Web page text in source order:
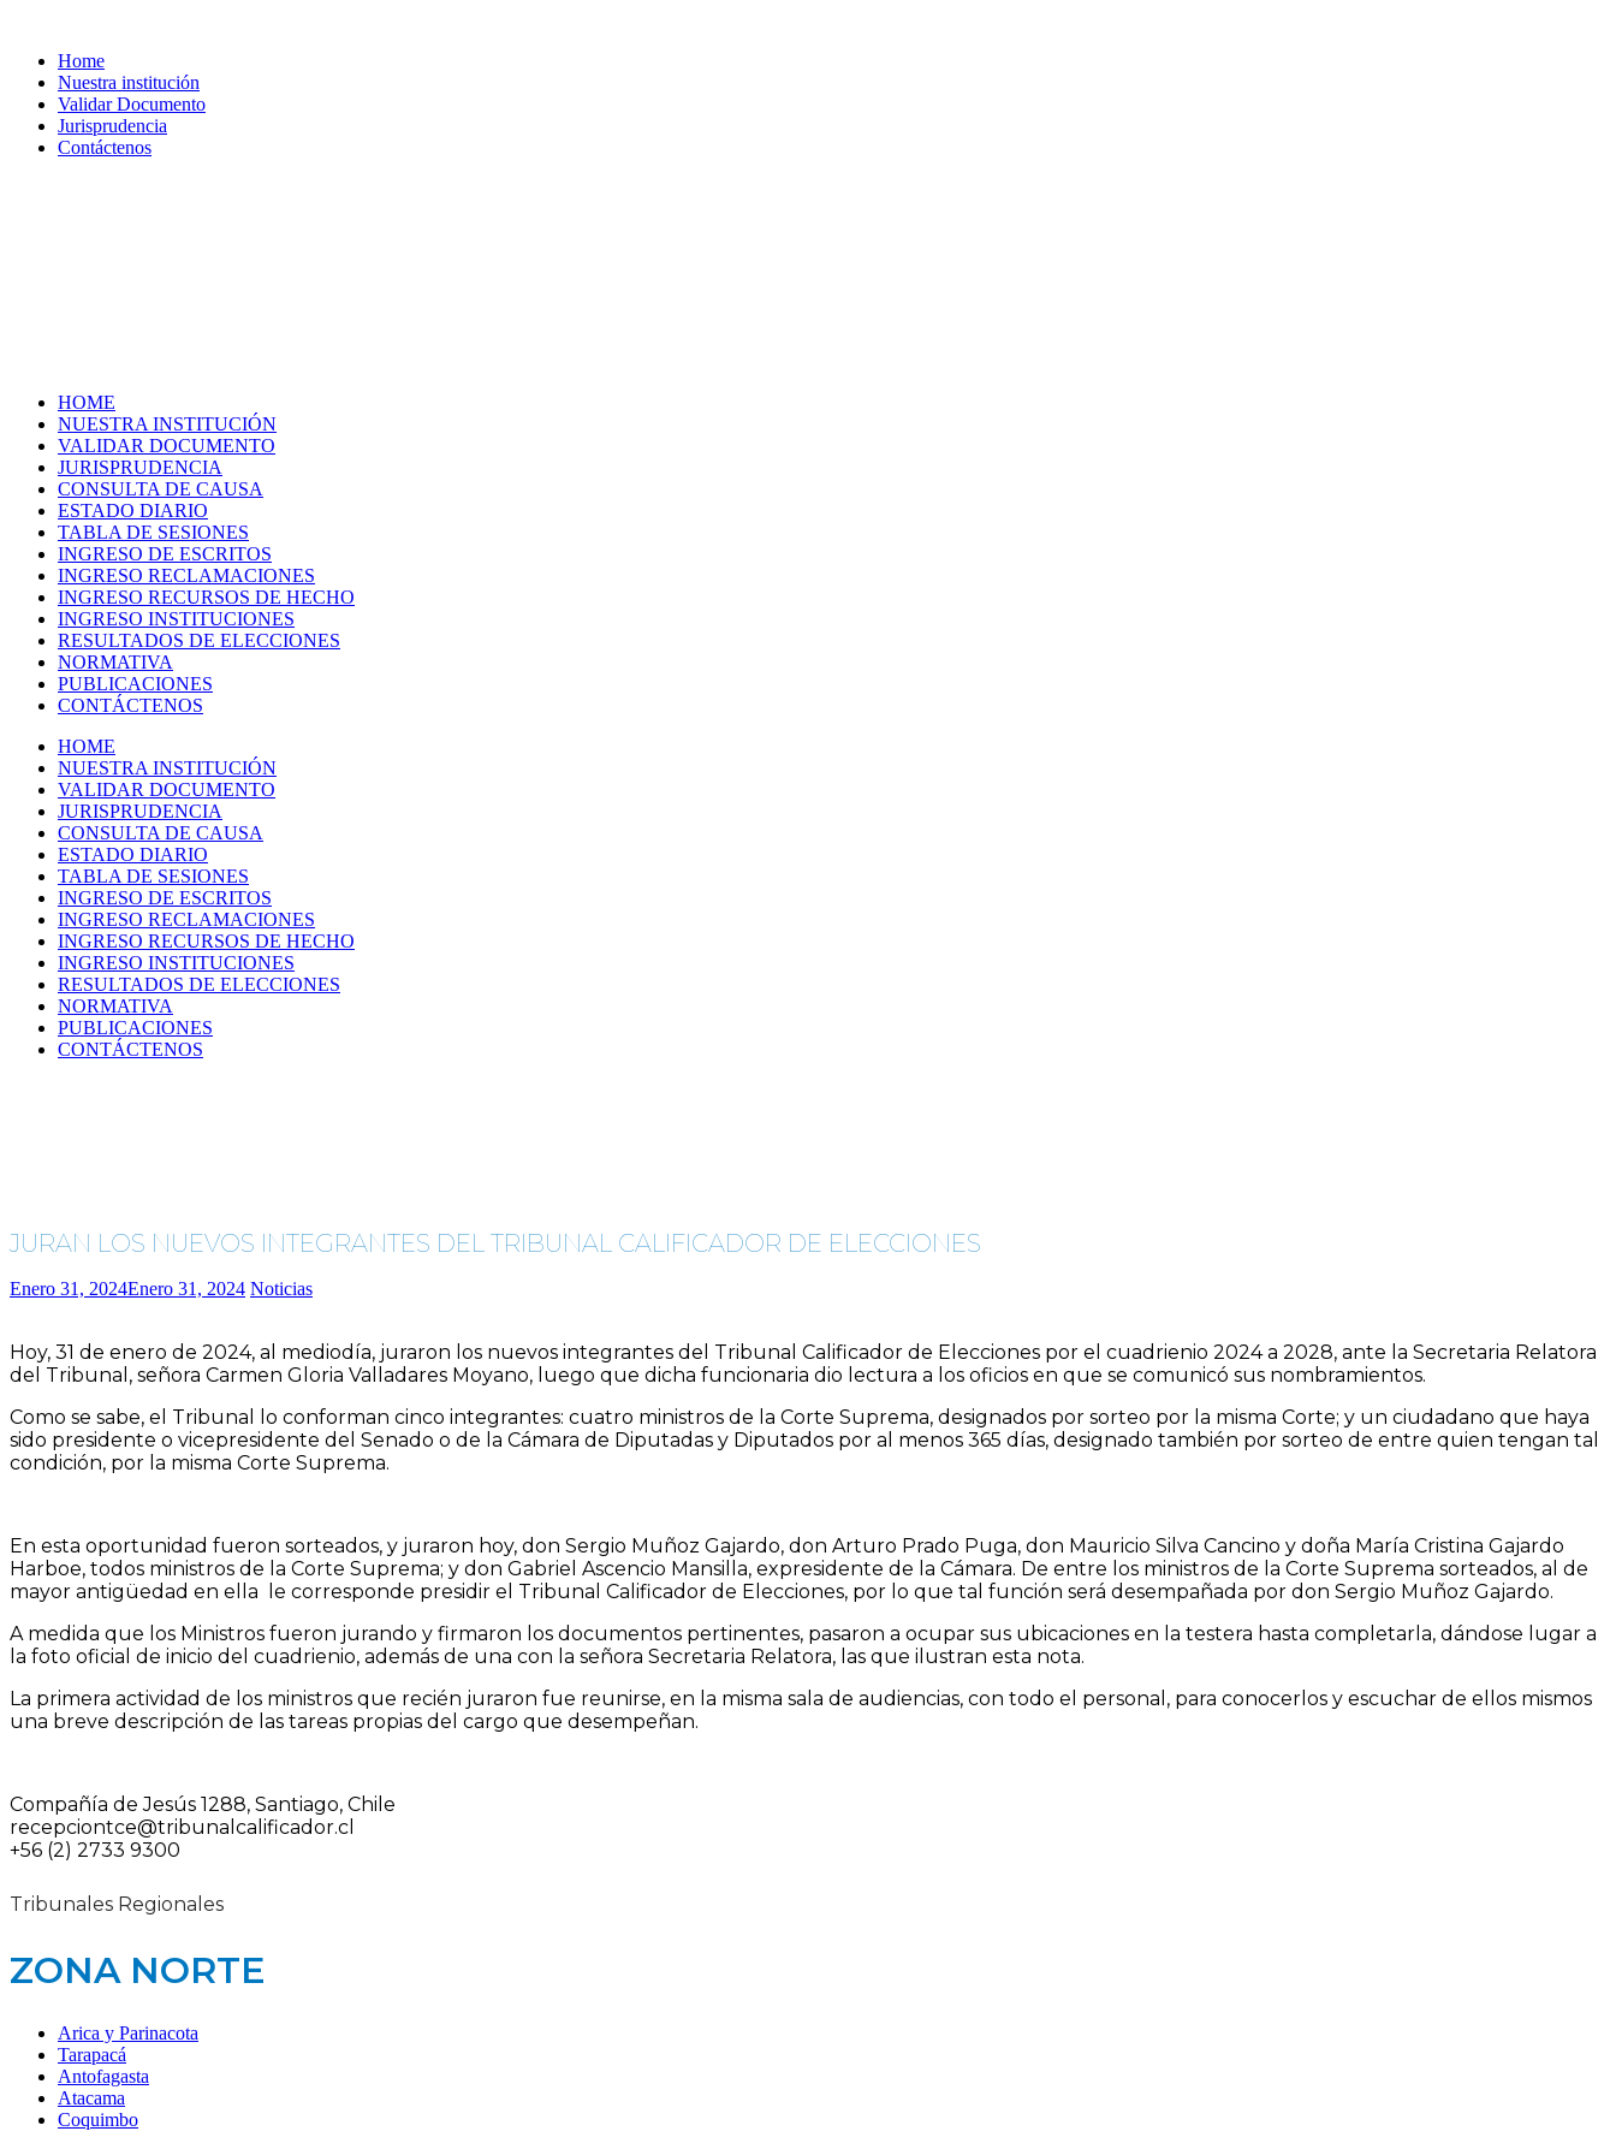
Home
Nuestra institución
Validar Documento
Jurisprudencia
Contáctenos
HOME
NUESTRA INSTITUCIÓN
VALIDAR DOCUMENTO
JURISPRUDENCIA
CONSULTA DE CAUSA
ESTADO DIARIO
TABLA DE SESIONES
INGRESO DE ESCRITOS
INGRESO RECLAMACIONES
INGRESO RECURSOS DE HECHO
INGRESO INSTITUCIONES
RESULTADOS DE ELECCIONES
NORMATIVA
PUBLICACIONES
CONTÁCTENOS
HOME
NUESTRA INSTITUCIÓN
VALIDAR DOCUMENTO
JURISPRUDENCIA
CONSULTA DE CAUSA
ESTADO DIARIO
TABLA DE SESIONES
INGRESO DE ESCRITOS
INGRESO RECLAMACIONES
INGRESO RECURSOS DE HECHO
INGRESO INSTITUCIONES
RESULTADOS DE ELECCIONES
NORMATIVA
PUBLICACIONES
CONTÁCTENOS
JURAN LOS NUEVOS INTEGRANTES DEL TRIBUNAL CALIFICADOR DE ELECCIONES
Enero 31, 2024Enero 31, 2024 Noticias
Hoy, 31 de enero de 2024, al mediodía, juraron los nuevos integrantes del Tribunal Calificador de Elecciones por el cuadrienio 2024 a 2028, ante la Secretaria Relatora
del Tribunal, señora Carmen Gloria Valladares Moyano, luego que dicha funcionaria dio lectura a los oficios en que se comunicó sus nombramientos.
Como se sabe, el Tribunal lo conforman cinco integrantes: cuatro ministros de la Corte Suprema, designados por sorteo por la misma Corte; y un ciudadano que haya
sido presidente o vicepresidente del Senado o de la Cámara de Diputadas y Diputados por al menos 365 días, designado también por sorteo de entre quien tengan tal
condición, por la misma Corte Suprema.
En esta oportunidad fueron sorteados, y juraron hoy, don Sergio Muñoz Gajardo, don Arturo Prado Puga, don Mauricio Silva Cancino y doña María Cristina Gajardo
Harboe, todos ministros de la Corte Suprema; y don Gabriel Ascencio Mansilla, expresidente de la Cámara. De entre los ministros de la Corte Suprema sorteados, al de
mayor antigüedad en ella le corresponde presidir el Tribunal Calificador de Elecciones, por lo que tal función será desempañada por don Sergio Muñoz Gajardo.
A medida que los Ministros fueron jurando y firmaron los documentos pertinentes, pasaron a ocupar sus ubicaciones en la testera hasta completarla, dándose lugar a
la foto oficial de inicio del cuadrienio, además de una con la señora Secretaria Relatora, las que ilustran esta nota.
La primera actividad de los ministros que recién juraron fue reunirse, en la misma sala de audiencias, con todo el personal, para conocerlos y escuchar de ellos mismos
una breve descripción de las tareas propias del cargo que desempeñan.
Compañía de Jesús 1288, Santiago, Chile
recepciontce@tribunalcalificador.cl
+56 (2) 2733 9300
Tribunales Regionales
ZONA NORTE
Arica y Parinacota
Tarapacá
Antofagasta
Atacama
Coquimbo